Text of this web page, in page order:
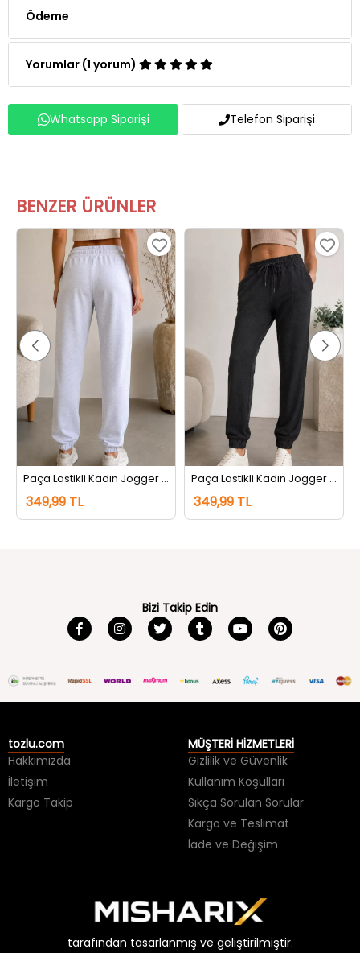
Yorumlar (1 yorum)
349,99 TL 349,99 TL
Hakkımızda
İletişim
Kargo Takip
Gizlilik ve Güvenlik
Kullanım Koşulları
Sıkça Sorulan Sorular
Kargo ve Teslimat
İade ve Değişim
tarafından tasarlanmış ve geliştirilmiştir.